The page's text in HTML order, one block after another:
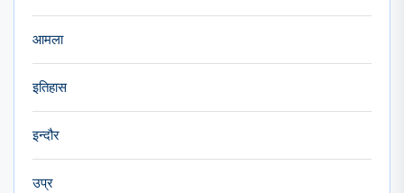
आमला
इतिहास
इन्दौर
उप्र